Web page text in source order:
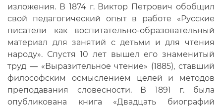
изложения. В 1874 г. Виктор Петрович обобщил
свой педагогический опыт в работе «Русские
писатели как воспитательно-образовательный
материал для занятий с детьми и для чтения
народу». Спустя 10 лет вышел его знаменитый
труд — «Выразительное чтение» (1885), ставший
философским осмыслением целей и методов
преподавания словесности. В 1891 г. была
опубликована книга «Двадцать биографий